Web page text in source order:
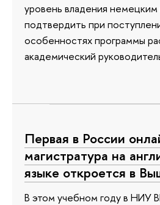
уровень владения
подтвердить при
особенностях программы
академический
Первая в России
магистратура на
языке откроется в
В этом учебном году в НИУ